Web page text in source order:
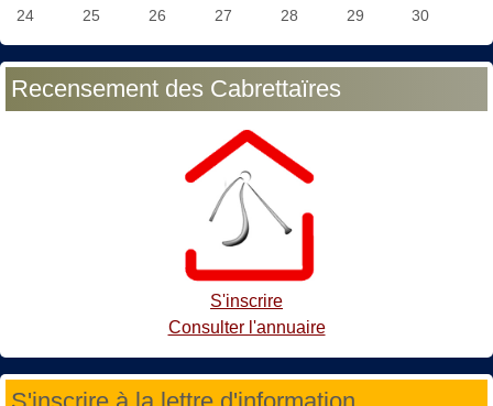
24
25 26 27 28 29 30
Recensement des Cabrettaïres
S'inscrire
Consulter l'annuaire